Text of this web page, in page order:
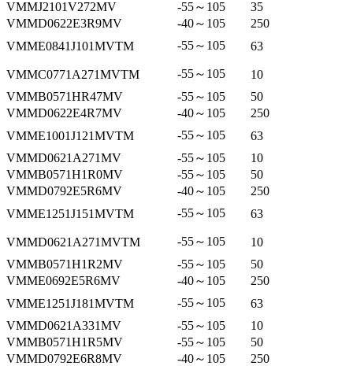
VMMJ2101V272MV
-55～105
35
VMMD0622E3R9MV
-40～105
250
VMME0841J101MVTM
-55～105 63
VMMC0771A271MVTM -55～105
10
VMMB0571HR47MV
-55～105
50
VMMD0622E4R7MV
-40～105
250
VMME1001J121MVTM
-55～105
63
VMMD0621A271MV
-55～105
10
VMMB0571H1R0MV
-55～105
50
VMMD0792E5R6MV
-40～105
250
VMME1251J151MVTM
-55～105 63
VMMD0621A271MVTM -55～105
10
VMMB0571H1R2MV
-55～105
50
VMME0692E5R6MV
-40～105
250
VMME1251J181MVTM
-55～105
63
VMMD0621A331MV
-55～105
10
VMMB0571H1R5MV
-55～105
50
VMMD0792E6R8MV
-40～105
250